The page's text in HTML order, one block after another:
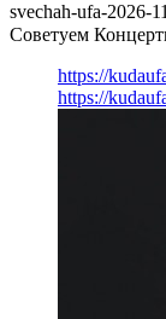
svechah-ufa-2026-
Советуем
https://
https://